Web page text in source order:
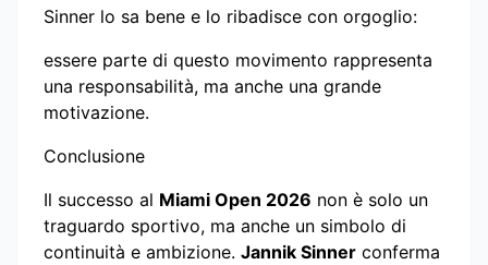
Sinner lo sa bene e lo ribadisce con orgoglio:
essere parte di questo movimento rappresenta
una responsabilità, ma anche una grande
motivazione.
Conclusione
Il successo al Miami Open 2026 non è solo un
traguardo sportivo, ma anche un simbolo di
continuità e ambizione. Jannik Sinner conferma